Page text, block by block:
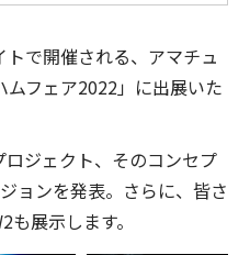
で開催される、アマチュ
フェア2022」に出展いた
ジェクト、そのコンセプ
ョンを発表。さらに、皆さ
も展示します。